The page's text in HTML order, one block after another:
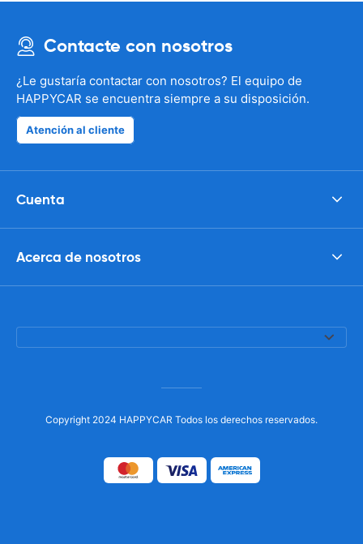
Contacte con nosotros
¿Le gustaría contactar con nosotros? El equipo de
HAPPYCAR se encuentra siempre a su disposición.
Atención al cliente
Cuenta
Acerca de nosotros
Copyright 2024 HAPPYCAR Todos los derechos reservados.